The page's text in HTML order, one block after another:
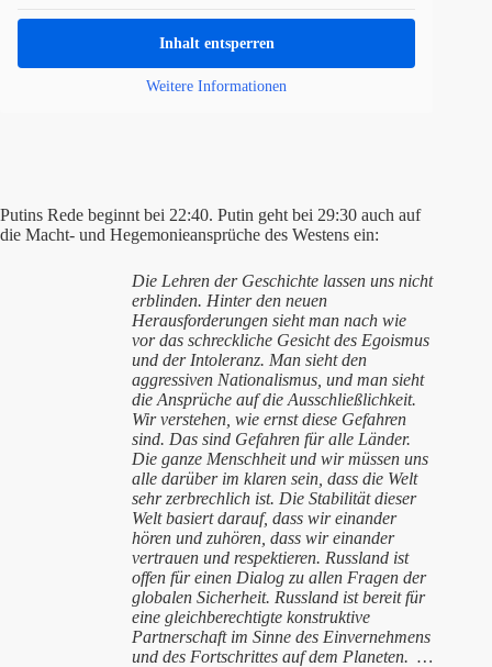
Inhalt entsperren
Weitere Informationen
Putins Rede beginnt bei 22:40. Putin geht bei 29:30 auch auf
die Macht- und Hegemonieansprüche des Westens ein:
Die Lehren der Geschichte lassen uns nicht
erblinden. Hinter den neuen
Herausforderungen sieht man nach wie
vor das schreckliche Gesicht des Egoismus
und der Intoleranz. Man sieht den
aggressiven Nationalismus, und man sieht
die Ansprüche auf die Ausschließlichkeit.
Wir verstehen, wie ernst diese Gefahren
sind. Das sind Gefahren für alle Länder.
Die ganze Menschheit und wir müssen uns
alle darüber im klaren sein, dass die Welt
sehr zerbrechlich ist. Die Stabilität dieser
Welt basiert darauf, dass wir einander
hören und zuhören, dass wir einander
vertrauen und respektieren. Russland ist
offen für einen Dialog zu allen Fragen der
globalen Sicherheit. Russland ist bereit für
eine gleichberechtigte konstruktive
Partnerschaft im Sinne des Einvernehmens
und des Fortschrittes auf dem Planeten. …